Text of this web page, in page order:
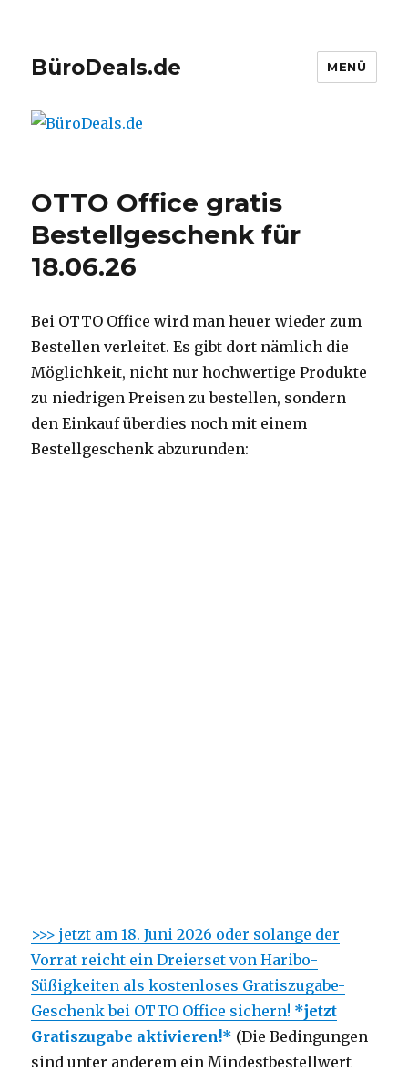
BüroDeals.de MENÜ
OTTO Office gratis
Bestellgeschenk für
18.06.26
Bei OTTO Office wird man heuer wieder zum
Bestellen verleitet. Es gibt dort nämlich die
Möglichkeit, nicht nur hochwertige Produkte
zu niedrigen Preisen zu bestellen, sondern
den Einkauf überdies noch mit einem
Bestellgeschenk abzurunden:
>>> jetzt am 18. Juni 2026 oder solange der
Vorrat reicht ein Dreierset von Haribo-
Süßigkeiten als kostenloses Gratiszugabe-
Geschenk bei OTTO Office sichern! *jetzt
Gratiszugabe aktivieren!* (Die Bedingungen
sind unter anderem ein Mindestbestellwert